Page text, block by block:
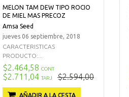
MELON TAM DEW TIPO ROCIO
DE MIEL MAS PRECOZ
Amsa Seed
jueves 06 septiembre, 2018
CARACTERISTICAS
PRODUCTO:...
$2.464,58 CONT
$2.711,04 TARJ $2.594,00
AÑADIR A LA CESTA